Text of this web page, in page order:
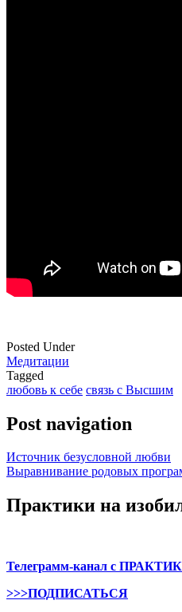
Posted Under
Медитации
Tagged
любовь к себе связь с Высшим
Post navigation
Источник безусловной любви
Выравнивание родовых
Практики на
Телеграмм-канал с
>>>ПОДПИСАТЬСЯ